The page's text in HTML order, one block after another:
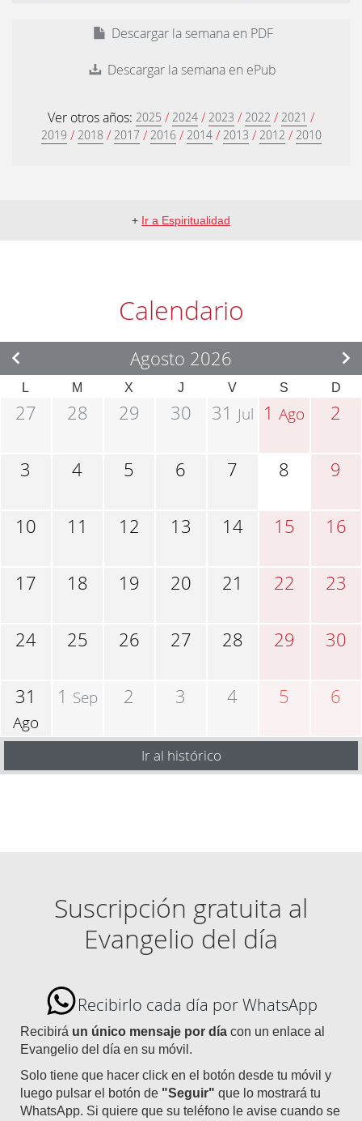
Descargar la semana en PDF
Descargar la semana en ePub
Ver otros años: 2025 / 2024 / 2023 / 2022 / 2021 /
2019 / 2018 / 2017 / 2016 / 2014 / 2013 / 2012 / 2010
+ Ir a Espiritualidad
Calendario
Agosto 2026
L M X J V S D
27 28 29 30 31 Jul 1Ago 2
3 4 5 6 7 8 9
10 11 12 13 14 15 16
17 18 19 20 21 22 23
24 25 26 27 28 29 30
31
Ago
1 Sep 2 3 4 5 6
Ir al histórico
Suscripción gratuita al
Evangelio del día
Recibirlo cada día por WhatsApp
Recibirá un único mensaje por día con un enlace al
Evangelio del día en su móvil.
Solo tiene que hacer click en el botón desde tu móvil y
luego pulsar el botón de "Seguir" que lo mostrará tu
WhatsApp. Si quiere que su teléfono le avise cuando se